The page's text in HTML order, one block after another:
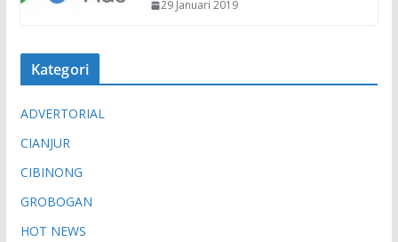
29 Januari 2019
Kategori
ADVERTORIAL
CIANJUR
CIBINONG
GROBOGAN
HOT NEWS